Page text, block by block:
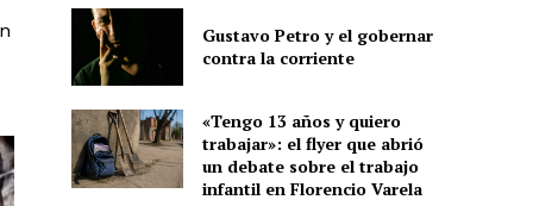
Gustavo Petro y el gobernar
contra la corriente
«Tengo 13 años y quiero
trabajar»: el flyer que abrió
un debate sobre el trabajo
infantil en Florencio Varela